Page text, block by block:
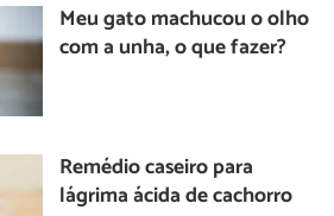
Meu gato machucou o olho
com a unha, o que fazer?
Remédio caseiro para
lágrima ácida de cachorro